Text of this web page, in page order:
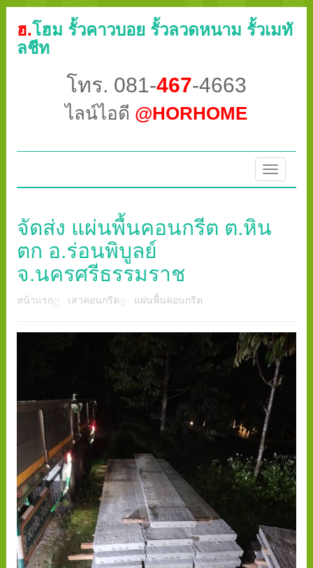
ฮ.โฮม รั้วคาวบอย รั้วลวดหนาม รั้วเมทั
ลชีท
โทร. 081-467-4663
ไลน์ไอดี @HORHOME
Toggle
จัดส่ง แผ่นพื้นคอนกรีต ต.หิน
ตก อ.ร่อนพิบูลย์
จ.นครศรีธรรมราช
หน้าแรก เสาคอนกรีต แผ่นพื้นคอนกรีต